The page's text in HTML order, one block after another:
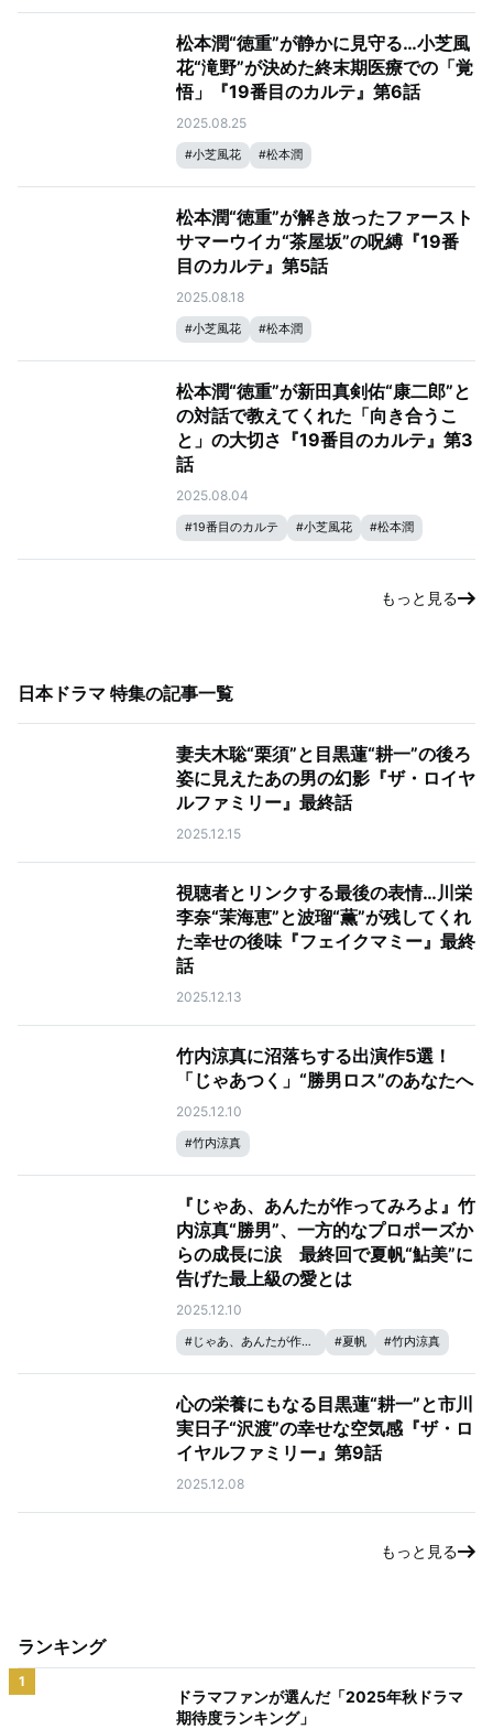
松本潤“徳重”が静かに見守る…小芝風
花“滝野”が決めた終末期医療での「覚
悟」『19番目のカルテ』第6話
2025.08.25
#小芝風花 #松本潤
松本潤“徳重”が解き放ったファースト
サマーウイカ“茶屋坂”の呪縛『19番
目のカルテ』第5話
2025.08.18
#小芝風花 #松本潤
松本潤“徳重”が新田真剣佑“康二郎”と
の対話で教えてくれた「向き合うこ
と」の大切さ『19番目のカルテ』第3
話
2025.08.04
#19番目のカルテ #小芝風花 #松本潤
もっと見る
日本ドラマ 特集の記事一覧
妻夫木聡“栗須”と目黒蓮“耕一”の後ろ
姿に見えたあの男の幻影『ザ・ロイヤ
ルファミリー』最終話
2025.12.15
視聴者とリンクする最後の表情…川栄
李奈“茉海恵”と波瑠“薫”が残してくれ
た幸せの後味『フェイクマミー』最終
話
2025.12.13
竹内涼真に沼落ちする出演作5選！
「じゃあつく」“勝男ロス”のあなたへ
2025.12.10
#竹内涼真
『じゃあ、あんたが作ってみろよ』竹
内涼真“勝男”、一方的なプロポーズか
らの成長に涙 最終回で夏帆“鮎美”に
告げた最上級の愛とは
2025.12.10
#じゃあ、あんたが作ってみろよ #夏帆 #竹内涼真
心の栄養にもなる目黒蓮“耕一”と市川
実日子“沢渡”の幸せな空気感『ザ・ロ
イヤルファミリー』第9話
2025.12.08
もっと見る
ランキング
1
ドラマファンが選んだ「2025年秋ドラマ
期待度ランキング」